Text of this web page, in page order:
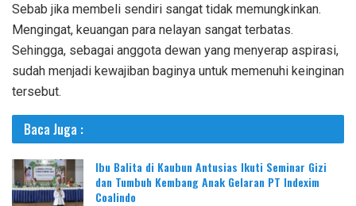
Sebab jika membeli sendiri sangat tidak memungkinkan.
Mengingat, keuangan para nelayan sangat terbatas.
Sehingga, sebagai anggota dewan yang menyerap aspirasi,
sudah menjadi kewajiban baginya untuk memenuhi keinginan
tersebut.
Baca Juga :
Ibu Balita di Kaubun Antusias Ikuti Seminar Gizi
dan Tumbuh Kembang Anak Gelaran PT Indexim
Coalindo